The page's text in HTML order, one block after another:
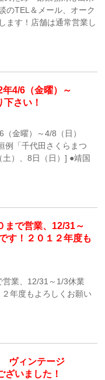
のTEL＆メール、オーク
ます！店舗は通常営業し
年4/6（金曜）～
さい！
6（金曜）～4/8（日）
「千代田さくらまつ
）、8日（日）] ●靖国
まで営業、12/31～
す！２０１２年度も
業、12/31～1/3休業
年度もよろしくお願い
ヴィンテージ
ざいました！